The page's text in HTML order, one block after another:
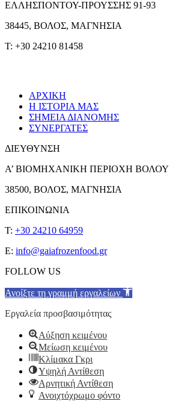
ΕΛΛΗΣΠΟΝΤΟΥ-ΠΡΟΥΣΣΗΣ 91-93
38445, ΒΟΛΟΣ, ΜΑΓΝΗΣΙΑ
T: +30 24210 81458
ΑΡΧΙΚΗ
Η ΙΣΤΟΡΙΑ ΜΑΣ
ΣΗΜΕΙΑ ΔΙΑΝΟΜΗΣ
ΣΥΝΕΡΓΑΤΕΣ
ΔΙΕΥΘΥΝΣΗ
Α’ ΒΙΟΜΗΧΑΝΙΚΗ ΠΕΡΙΟΧΗ ΒΟΛΟΥ
38500, ΒΟΛΟΣ, ΜΑΓΝΗΣΙΑ
ΕΠΙΚΟΙΝΩΝΙΑ
T: +30 24210 64959
E: info@gaiafrozenfood.gr
FOLLOW US
Ανοίξτε τη γραμμή εργαλείων
Εργαλεία προσβασιμότητας
Αύξηση κειμένου
Μείωση κειμένου
Κλίμακα Γκρι
Υψηλή Αντίθεση
Αρνητική Αντίθεση
Ανοιχτόχρωμο φόντο